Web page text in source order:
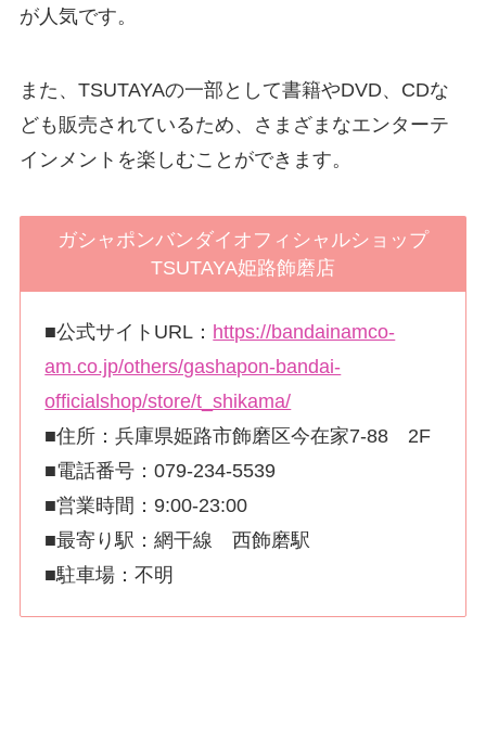
が人気です。
また、TSUTAYAの一部として書籍やDVD、CDな
ども販売されているため、さまざまなエンターテ
インメントを楽しむことができます。
ガシャポンバンダイオフィシャルショップ
TSUTAYA姫路飾磨店
■公式サイトURL： https://bandainamco-
am.co.jp/others/gashapon-bandai-
officialshop/store/t_shikama/
■住所：兵庫県姫路市飾磨区今在家7-88 2F
■電話番号：079-234-5539
■営業時間：9:00-23:00
■最寄り駅：網干線 西飾磨駅
■駐車場：不明